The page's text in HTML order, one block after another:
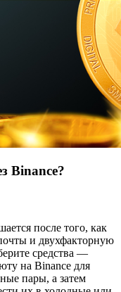
Binance?
после того, как
и двухфакторную
средства —
на Binance для
пары, а затем